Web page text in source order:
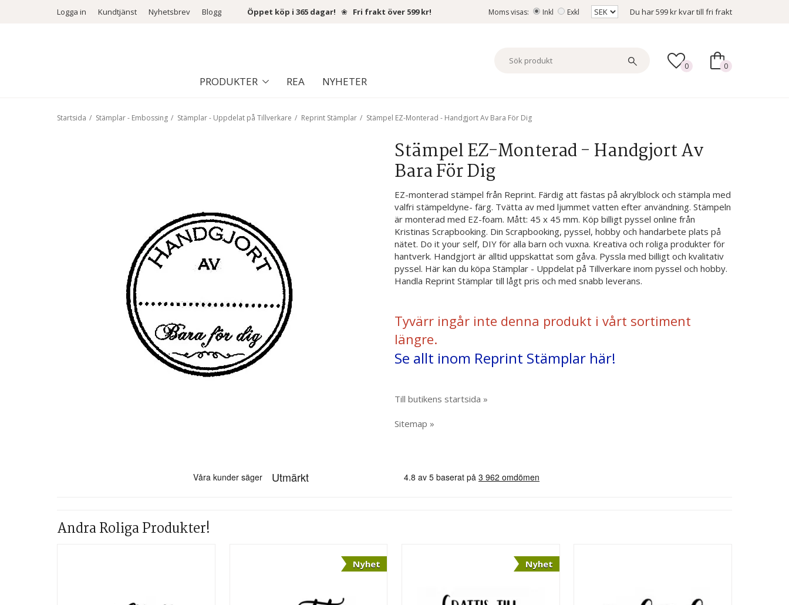
Logga in Kundtjänst Nyhetsbrev Blogg Öppet köp i 365 dagar! ❀ Fri frakt över 599 kr! Moms visas: Inkl Exkl Du har599 krkvar till fri frakt
PRODUKTER REA NYHETER
0 0
Startsida / Stämplar - Embossing / Stämplar - Uppdelat på Tillverkare / Reprint Stämplar / Stämpel EZ-Monterad - Handgjort Av Bara För Dig
Stämpel EZ-Monterad - Handgjort Av
Bara För Dig
EZ-monterad stämpel från Reprint. Färdig att fästas på akrylblock och stämpla med
valfri stämpeldyne- färg. Tvätta av med ljummet vatten efter användning. Stämpeln
är monterad med EZ-foam. Mått: 45 x 45 mm. Köp billigt pyssel online från
Kristinas Scrapbooking. Din Scrapbooking, pyssel, hobby och handarbete plats på
nätet. Do it your self, DIY för alla barn och vuxna. Kreativa och roliga produkter för
hantverk. Handgjort är alltid uppskattat som gåva. Pyssla med billigt och kvalitativ
pyssel. Här kan du köpa Stämplar - Uppdelat på Tillverkare inom pyssel och hobby.
Handla Reprint Stämplar till lågt pris och med snabb leverans.
Tyvärr ingår inte denna produkt i vårt sortiment
längre.
Se allt inom Reprint Stämplar här!
Till butikens startsida »
Sitemap »
Andra Roliga Produkter!
Nyhet Nyhet